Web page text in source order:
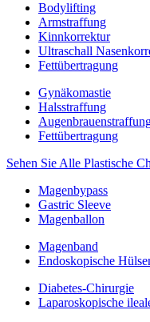
Bodylifting
Armstraffung
Kinnkorrektur
Ultraschall
Fettübertragung
Gynäkomastie
Halsstraffung
Fettübertragung
Sehen Sie Alle Plastische
Magenbypass
Gastric Sleeve
Magenballon
Magenband
Endoskopische
Diabetes-Chirurgie
Laparoskopische